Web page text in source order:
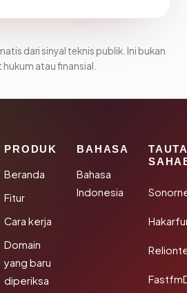
dari sinyal teknis publik. Ini bukan
hukum atau finansial.
PRODUK
Beranda
Fitur
Cara kerja
Domain
yang baru
diperiksa
BAHASA
Bahasa
Indonesia